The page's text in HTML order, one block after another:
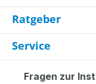
Ratgeber
Service
Fragen zur